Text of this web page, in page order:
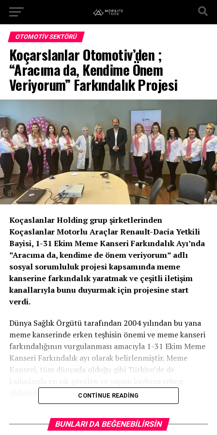
OTOMOTIV SEKTÖRÜ
Koçarslanlar Otomotiv’den ;
“Aracıma da, Kendime Önem
Veriyorum” Farkındalık Projesi
Koçaslanlar Holding grup şirketlerinden
Koçaslanlar Motorlu Araçlar Renault-Dacia Yetkili
Bayisi, 1-31 Ekim Meme Kanseri Farkındalık Ayı’nda
”Aracıma da, kendime de önem veriyorum” adlı
sosyal sorumluluk projesi kapsamında meme
kanserine farkındalık yaratmak ve çeşitli iletişim
kanallarıyla bunu duyurmak için projesine start
verdi.
Dünya Sağlık Örgütü tarafından 2004 yılından bu yana
meme kanserinde erken teşhisin önemi ve meme kanseri
farkındalığının vurgulanması amacıyla 1-31 Ekim Meme
Kanseri Farkındalık ayı olarak belirlenmiştir. Meme
Kanseri, tüm dünyada olduğu gibi Türkiye’de de
olabilen kanser türüdür.CONTINUE READING
BUNLARI DA BEĞENEBILIRSIN